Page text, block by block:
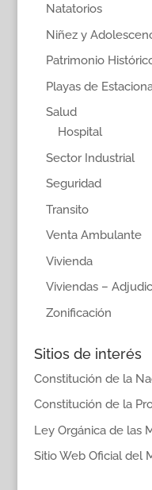
Natatorios
Niñez y
Patrimonio
Playas de
Salud
Hospital
Sector Industrial
Seguridad
Transito
Venta Ambulante
Vivienda
Viviendas –
Zonificación
Sitios de interés
Constitución de la
Constitución de la
Ley Orgánica de las
Sitio Web Oficial del